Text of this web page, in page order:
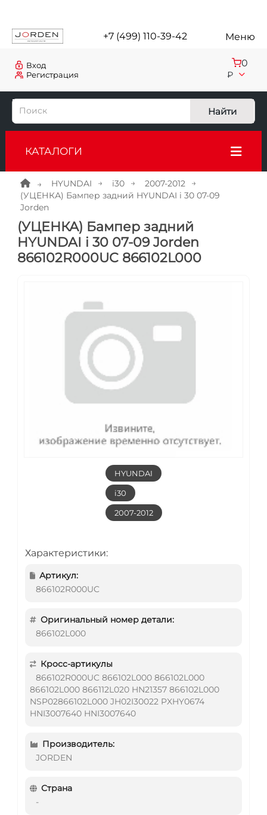
+7 (499) 110-39-42 Меню
Регистрация
Вход 0
₽
Найти
КАТАЛОГИ
HYUNDAI i30
2007-2012
(УЦЕНКА) Бампер задний HYUNDAI i 30 07-09
Jorden
(УЦЕНКА) Бампер задний
HYUNDAI i 30 07-09 Jorden
866102R000UC 866102L000
HYUNDAI
i30
2007-2012
Характеристики:
Артикул:
866102R000UC
Оригинальный номер детали:
866102L000
Кросс-артикулы
866102R000UC 866102L000 866102L000
866102L000 866112L020 HN21357 866102L000
NSP02866102L000 JH02I30022 PXHY0674
HNI3007640 HNI3007640
Производитель:
JORDEN
Страна
-